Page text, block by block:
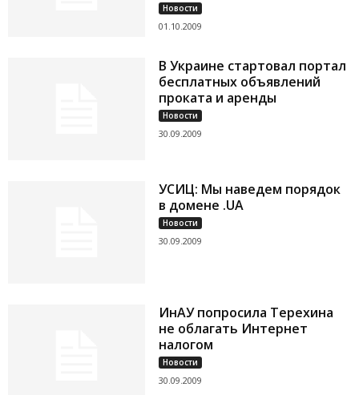
Новости
01.10.2009
В Украине стартовал портал
бесплатных объявлений
проката и аренды
Новости
30.09.2009
УСИЦ: Мы наведем порядок
в домене .UA
Новости
30.09.2009
ИнАУ попросила Терехина
не облагать Интернет
налогом
Новости
30.09.2009